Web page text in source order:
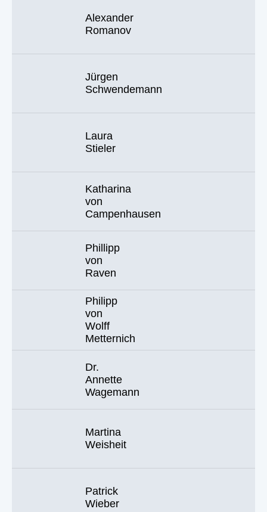
Alexander
Romanov
Jürgen
Schwendemann
Laura
Stieler
Katharina
von
Campenhausen
Phillipp
von
Raven
Philipp
von
Wolff
Metternich
Dr.
Annette
Wagemann
Martina
Weisheit
Patrick
Wieber